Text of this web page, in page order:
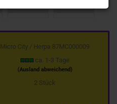
Micro City / Herpa 87MC000009
ca. 1-3 Tage
(Ausland abweichend)
2 Stück